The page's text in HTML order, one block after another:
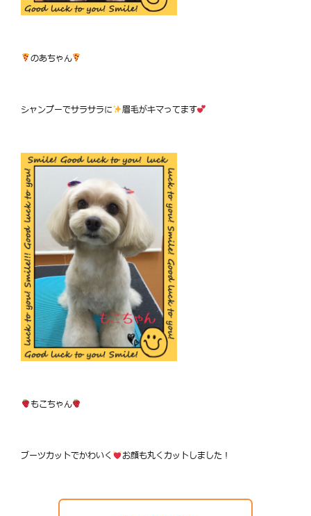
のあちゃん
シャンプーでサラサラに 眉毛がキマってます
もこちゃん
ブーツカットでかわいく お顔も丸くカットしました！